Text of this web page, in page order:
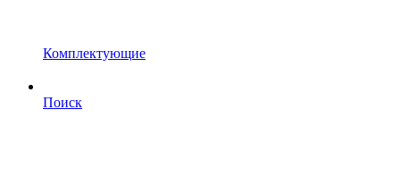
Комплектующие
Поиск